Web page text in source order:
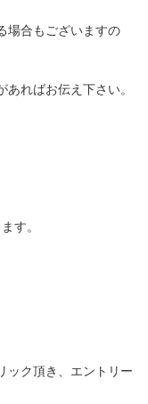
場合もございますの
ればお伝え下さい。
す。
ック頂き、エントリー